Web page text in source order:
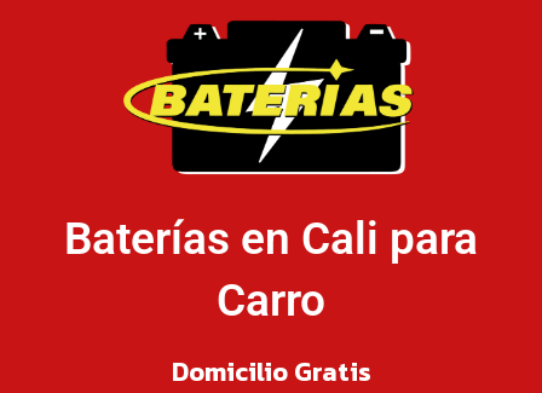
Baterías en Cali para
Carro
Domicilio Gratis